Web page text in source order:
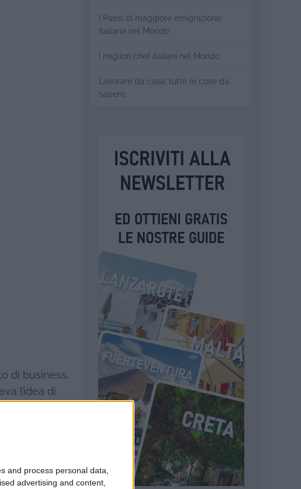
and process personal data,
advertising and content,
di business,
l’idea di
in proprio.
o per chi
I Paesi di maggiore emigrazione
italiana nel Mondo
I migliori chef italiani nel Mondo
Lavorare da casa: tutte le cose da
sapere